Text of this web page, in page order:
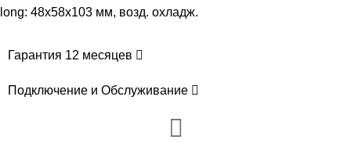
long: 48x58x103 мм, возд. охладж.
Гарантия 12 месяцев
Подключение и Обслуживание